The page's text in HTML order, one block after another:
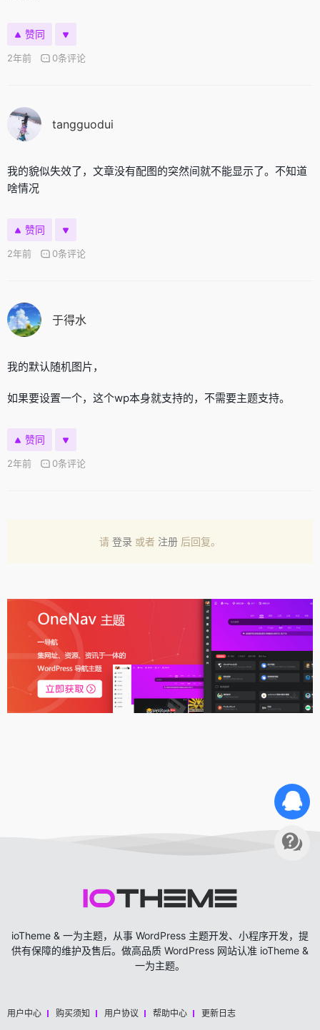
赞同
2年前 0条评论
tangguodui
我的貌似失效了，文章没有配图的突然间就不能显示了。不知道
啥情况
赞同
2年前 0条评论
于得水
我的默认随机图片，
如果要设置一个，这个wp本身就支持的，不需要主题支持。
赞同
2年前 0条评论
请 登录 或者 注册 后回复。
ioTheme & 一为主题，从事 WordPress 主题开发、小程序开发，提
供有保障的维护及售后。做高品质 WordPress 网站认准 ioTheme &
一为主题。
用户中心 购买须知 用户协议 帮助中心 更新日志